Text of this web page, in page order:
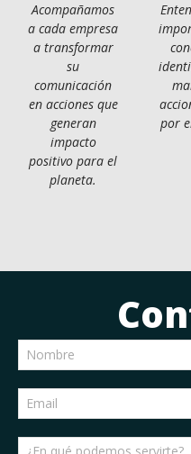
Acompañamos
a cada empresa
a transformar
su
comunicación
en acciones que
generan
impacto
positivo para el
planeta.
por